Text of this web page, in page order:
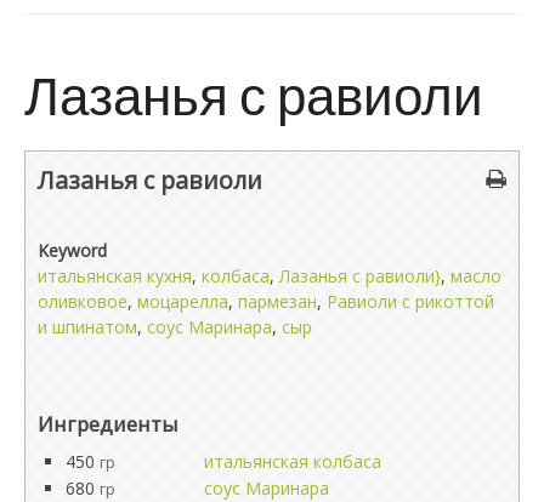
Лазанья с равиоли
Лазанья с равиоли
Keyword
итальянская кухня, колбаса,Лазанья с равиоли}, масло
оливковое, моцарелла, пармезан, Равиоли с рикоттой
и шпинатом, соус Маринара, сыр
Ингредиенты
450 гр
итальянская колбаса
680 гр
соус Маринара